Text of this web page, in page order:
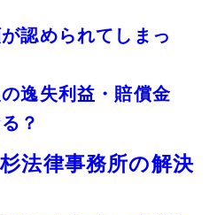
認められてしまっ
逸失利益・賠償金
？
法律事務所の解決